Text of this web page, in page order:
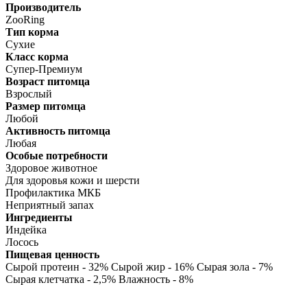
Производитель
ZooRing
Тип корма
Сухие
Класс корма
Супер-Премиум
Возраст питомца
Взрослый
Размер питомца
Любой
Активность питомца
Любая
Особые потребности
Здоровое животное
Для здоровья кожи и шерсти
Профилактика МКБ
Неприятный запах
Ингредиенты
Индейка
Лосось
Пищевая ценность
Сырой протеин - 32% Сырой жир - 16% Сырая зола - 7%
Сырая клетчатка - 2,5% Влажность - 8%